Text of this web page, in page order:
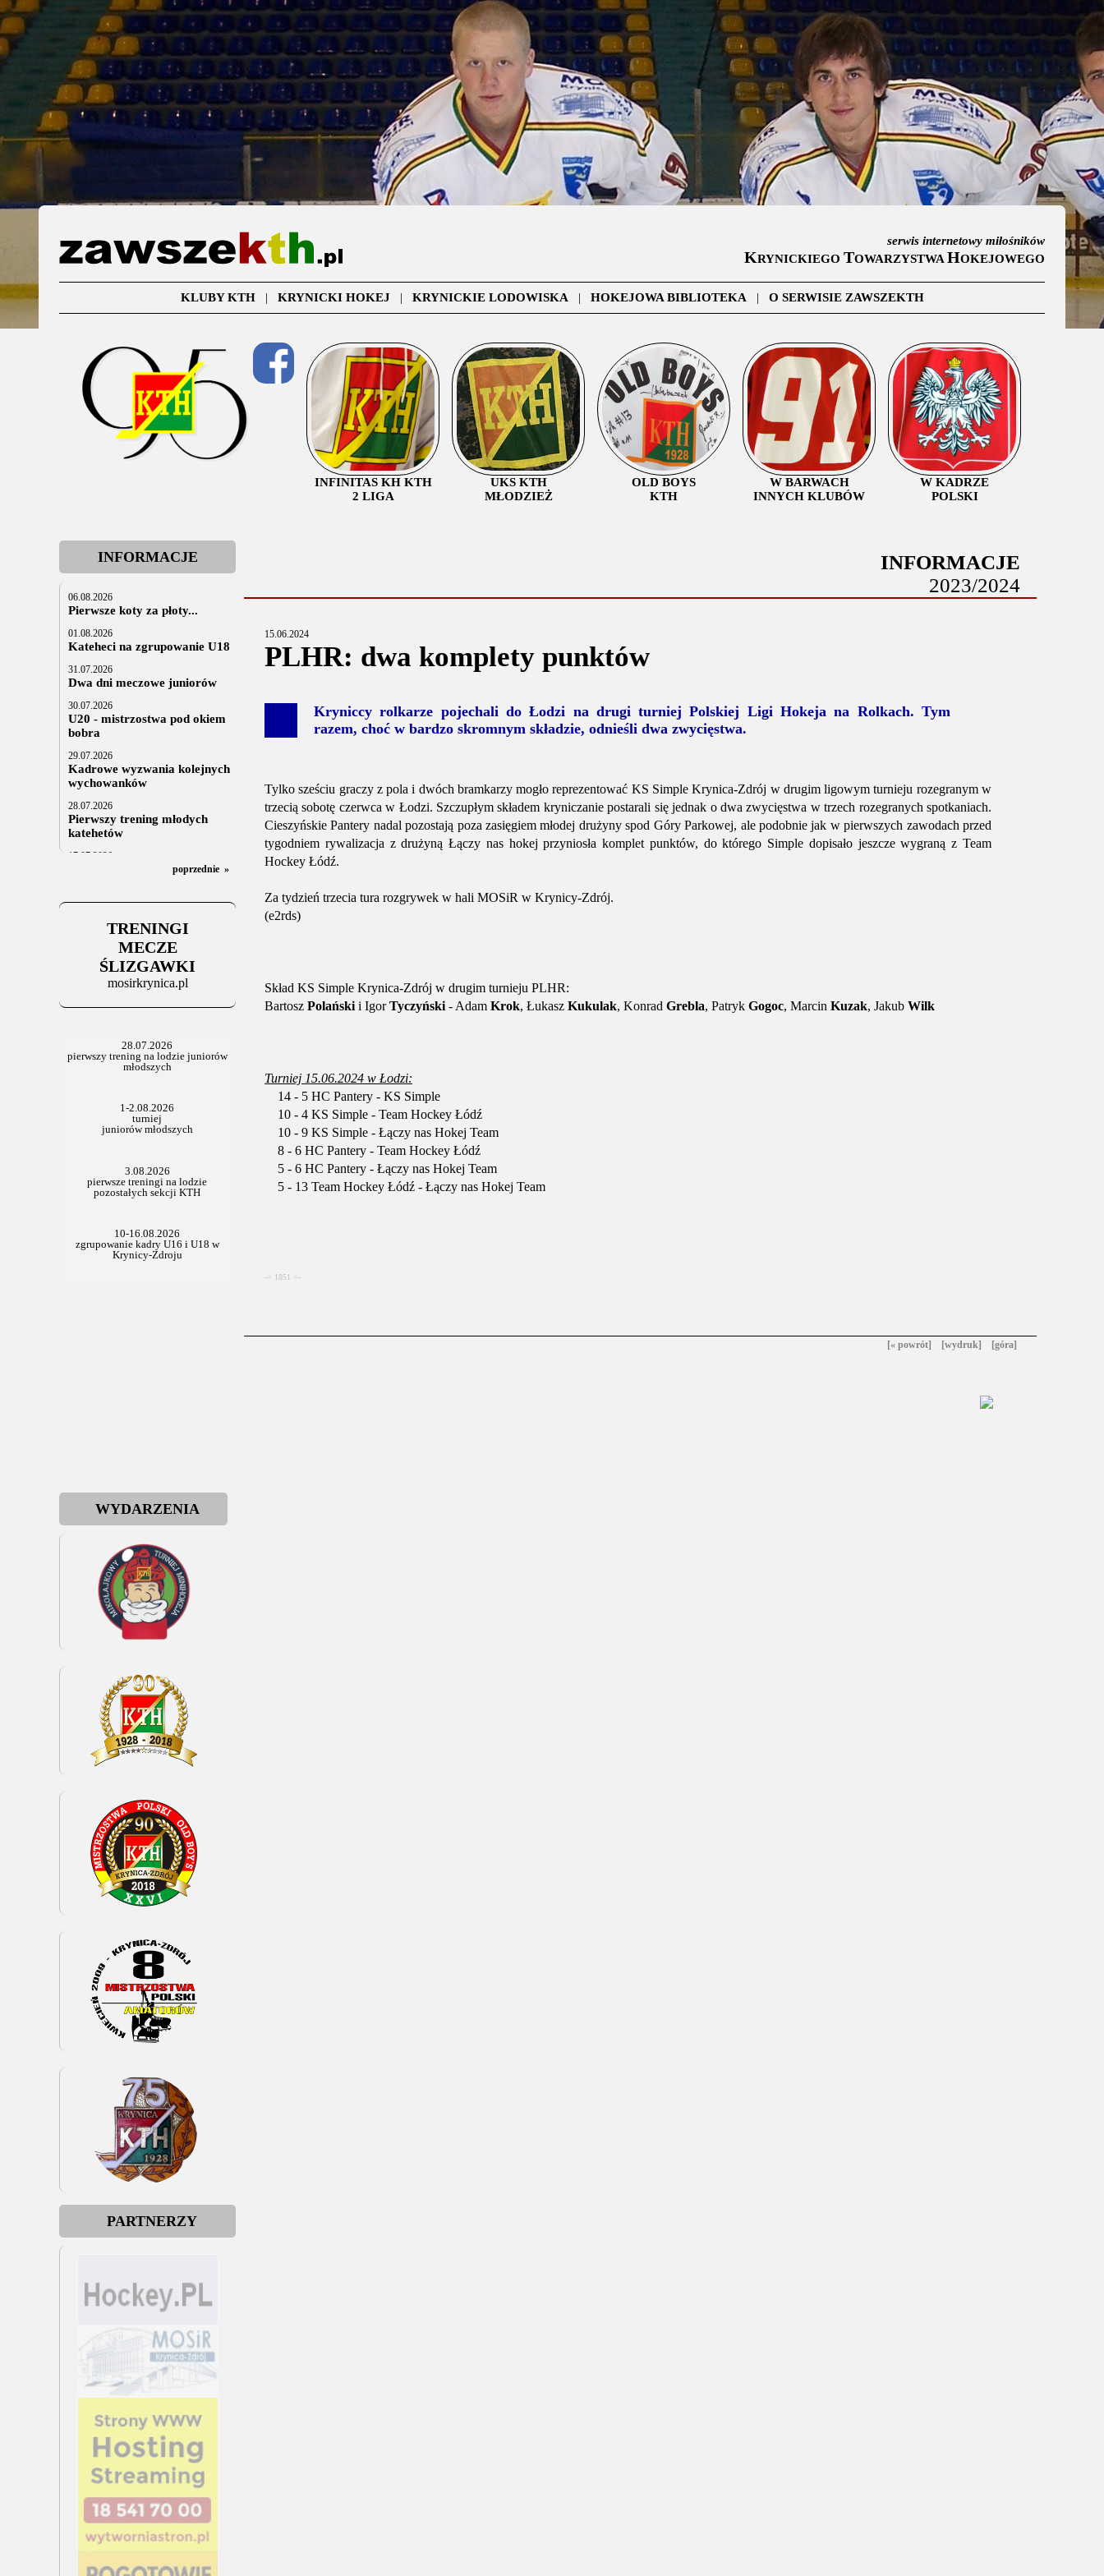
serwis internetowy miłośników
KRYNICKIEGO TOWARZYSTWA HOKEJOWEGO
KLUBY KTH| KRYNICKI HOKEJ | KRYNICKIE LODOWISKA | HOKEJOWA BIBLIOTEKA | O SERWISIE ZAWSZEKTH
INFINITAS KH KTH
2 LIGA
UKS KTH
MŁODZIEŻ
OLD BOYS
KTH
W BARWACH
INNYCH KLUBÓW
W KADRZE
POLSKI
INFORMACJE
06.08.2026
Pierwsze koty za płoty...
01.08.2026
Kateheci na zgrupowanie U18
31.07.2026
Dwa dni meczowe juniorów
30.07.2026
U20 - mistrzostwa pod okiem
bobra
29.07.2026
Kadrowe wyzwania kolejnych
wychowanków
28.07.2026
Pierwszy trening młodych
katehetów
17.07.2026
U20: z kraju i z zagranicy
Za trzy tygodnie na lód
06.07.2025
Stowarzyszenie po Walnym
poprzednie »
TRENINGI
MECZE
ŚLIZGAWKI
mosirkrynica.pl
WYDARZENIA
PARTNERZY
INFORMACJE
2023/2024
15.06.2024
PLHR: dwa komplety punktów
Kryniccy rolkarze pojechali do Łodzi na drugi turniej Polskiej Ligi Hokeja na Rolkach. Tym
razem, choć w bardzo skromnym składzie, odnieśli dwa zwycięstwa.
Tylko sześciu graczy z pola i dwóch bramkarzy mogło reprezentować KS Simple Krynica-Zdrój w drugim ligowym turnieju rozegranym w
trzecią sobotę czerwca w Łodzi. Szczupłym składem kryniczanie postarali się jednak o dwa zwycięstwa w trzech rozegranych spotkaniach.
Cieszyńskie Pantery nadal pozostają poza zasięgiem młodej drużyny spod Góry Parkowej, ale podobnie jak w pierwszych zawodach przed
tygodniem rywalizacja z drużyną Łączy nas hokej przyniosła komplet punktów, do którego Simple dopisało jeszcze wygraną z Team
Hockey Łódź.
Za tydzień trzecia tura rozgrywek w hali MOSiR w Krynicy-Zdrój.
(e2rds)
Skład KS Simple Krynica-Zdrój w drugim turnieju PLHR:
Bartosz Polański i IgorTyczyński - Adam Krok, Łukasz Kukulak, Konrad Grebla, Patryk Gogoc, Marcin Kuzak, Jakub Wilk
Turniej 15.06.2024 w Łodzi:
14 - 5 HC Pantery - KS Simple
10 - 4 KS Simple - Team Hockey Łódź
10 - 9 KS Simple - Łączy nas Hokej Team
8 - 6 HC Pantery - Team Hockey Łódź
5 - 6 HC Pantery - Łączy nas Hokej Team
5 - 13 Team Hockey Łódź - Łączy nas Hokej Team
-= 1851 =-
[« powrót] [wydruk] [góra]